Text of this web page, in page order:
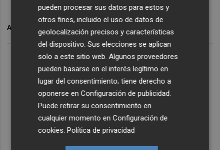
ARCHIVADO EN OPE
pueden procesar sus datos para estos y
otros fines, incluido el uso de datos de
geolocalización precisos y características
del dispositivo. Sus elecciones se aplican
solo a este sitio web. Algunos proveedores
pueden basarse en el interés legítimo en
lugar del consentimiento; tiene derecho a
oponerse enConfiguración de publicidad.
Puede retirar su consentimiento en
cualquier momento enConfiguración de
cookies.Política de privacidad